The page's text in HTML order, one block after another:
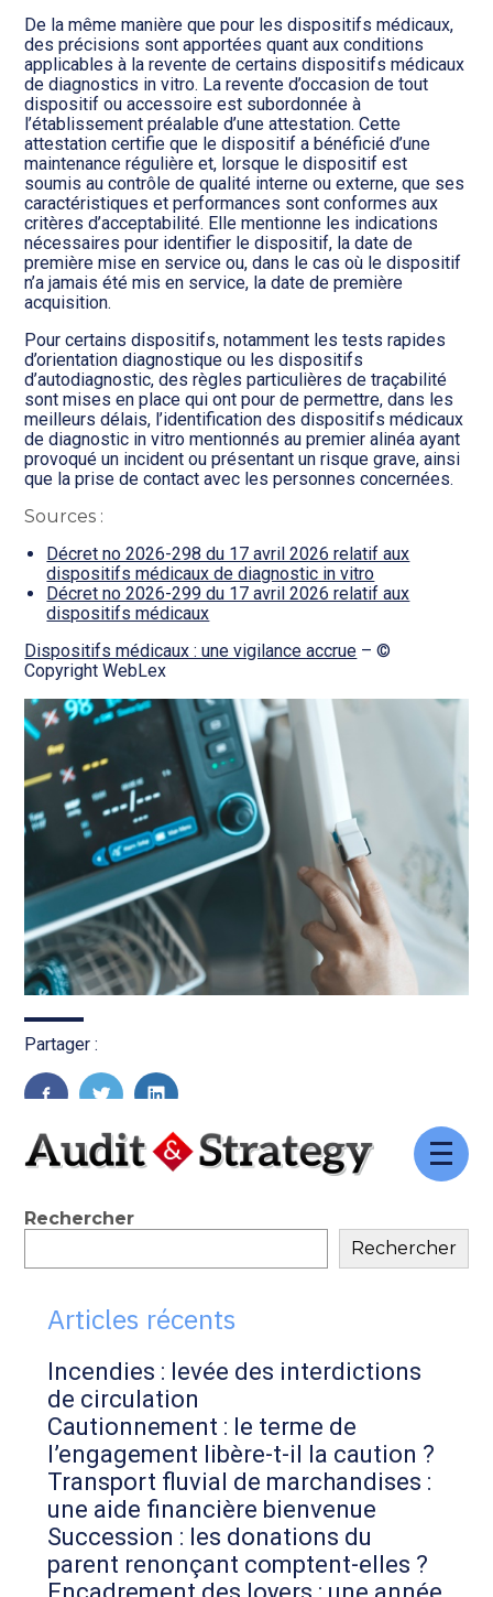
Aller
De la même manière que pour les dispositifs médicaux,
des précisions sont apportées quant aux conditions
applicables à la revente de certains dispositifs médicaux
de diagnostics in vitro. La revente d’occasion de tout
dispositif ou accessoire est subordonnée à
l’établissement préalable d’une attestation. Cette
attestation certifie que le dispositif a bénéficié d’une
maintenance régulière et, lorsque le dispositif est
soumis au contrôle de qualité interne ou externe, que ses
caractéristiques et performances sont conformes aux
critères d’acceptabilité. Elle mentionne les indications
nécessaires pour identifier le dispositif, la date de
première mise en service ou, dans le cas où le dispositif
n’a jamais été mis en service, la date de première
acquisition.
Pour certains dispositifs, notamment les tests rapides
d’orientation diagnostique ou les dispositifs
d’autodiagnostic, des règles particulières de traçabilité
sont mises en place qui ont pour de permettre, dans les
meilleurs délais, l’identification des dispositifs médicaux
de diagnostic in vitro mentionnés au premier alinéa ayant
provoqué un incident ou présentant un risque grave, ainsi
que la prise de contact avec les personnes concernées.
Sources :
Décret no 2026-298 du 17 avril 2026 relatif aux
dispositifs médicaux de diagnostic in vitro
Décret no 2026-299 du 17 avril 2026 relatif aux
dispositifs médicaux
Dispositifs médicaux : une vigilance accrue – ©
Copyright WebLex
Partager :
Blog
sidebar
Rechercher
Rechercher
Articles récents
Incendies : levée des interdictions
de circulation
Cautionnement : le terme de
l’engagement libère-t-il la caution ?
Transport fluvial de marchandises :
une aide financière bienvenue
Succession : les donations du
parent renonçant comptent-elles ?